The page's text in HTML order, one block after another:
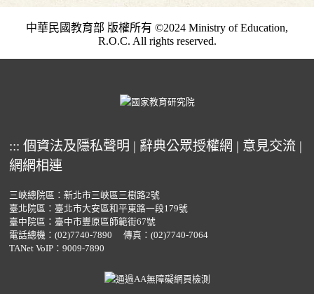
中華民國教育部 版權所有 ©2024 Ministry of Education,
R.O.C. All rights reserved.
::: 個資法及隱私聲明 | 辭典公眾授權網 | 意見交流 |
網網相連
三峽總院區：新北市三峽區三樹路2號
臺北院區：臺北市大安區和平東路一段179號
臺中院區：臺中市豐原區師範街67號
電話總機： (02)7740-7890
傳真：(02)7740-7064
TANet VoIP：9009-7890